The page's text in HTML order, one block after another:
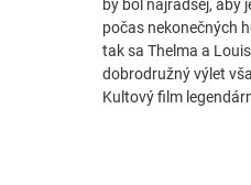
by bol najradšej, aby
počas nekonečných
tak sa Thelma a
dobrodružný výlet
Kultový film